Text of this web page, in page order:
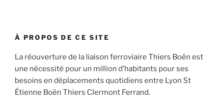
À PROPOS DE CE SITE
La réouverture de la liaison ferroviaire Thiers Boën est
une nécessité pour un million d’habitants pour ses
besoins en déplacements quotidiens entre Lyon St
Étienne Boën Thiers Clermont Ferrand.